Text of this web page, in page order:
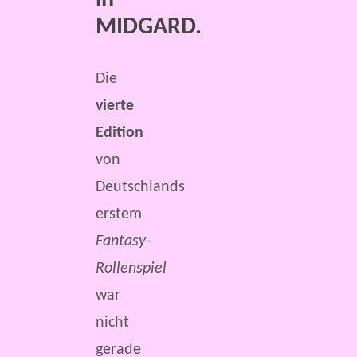
MIDGARD.
Die
vierte
Edition
von
Deutschlands
erstem
Fantasy-
Rollenspiel
war
nicht
gerade